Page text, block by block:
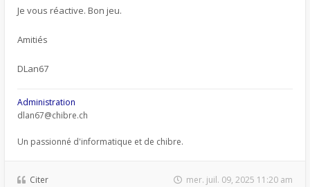
Je vous réactive. Bon jeu.
Amitiés
DLan67
Administration
dlan67@chibre.ch
Un passionné d'informatique et de chibre.
Citer mer. juil. 09, 2025 11:20 am